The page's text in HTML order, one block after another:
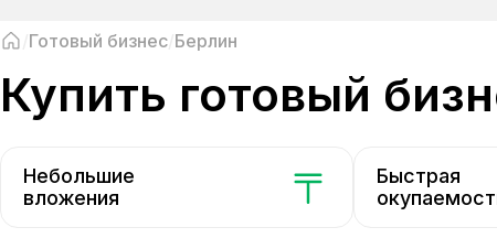
Готовый бизнес Берлин
купить готовый
Небольшие
вложения
Быстрая